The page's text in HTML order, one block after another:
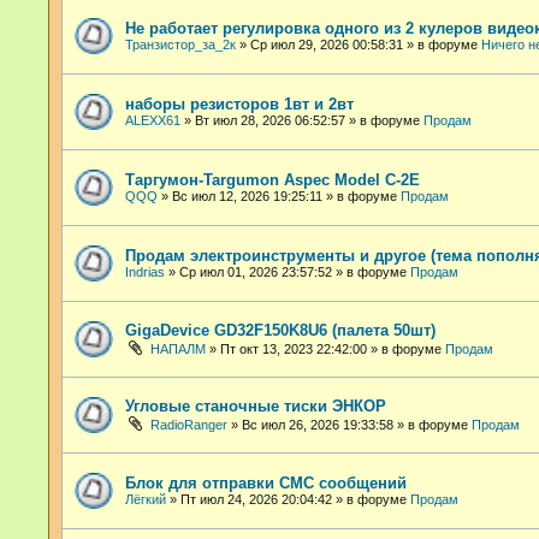
Не работает регулировка одного из 2 кулеров
Транзистор_за_2к » Ср июл 29, 2026 00:58:31 » в форуме Ничего
наборы резисторов 1вт и 2вт
ALEXX61 » Вт июл 28, 2026 06:52:57 » в форуме Продам
Таргумон-Targumon Aspec Model C-2E
QQQ » Вс июл 12, 2026 19:25:11 » в форуме Продам
Продам электроинструменты и другое (тема
Indrias » Ср июл 01, 2026 23:57:52 » в форуме Продам
GigaDevice GD32F150K8U6 (палета 50шт)
НАПАЛМ » Пт окт 13, 2023 22:42:00 » в форуме Продам
Угловые станочные тиски ЭНКОР
RadioRanger » Вс июл 26, 2026 19:33:58 » в форуме Продам
Блок для отправки СМС сообщений
Лёгкий » Пт июл 24, 2026 20:04:42 » в форуме Продам